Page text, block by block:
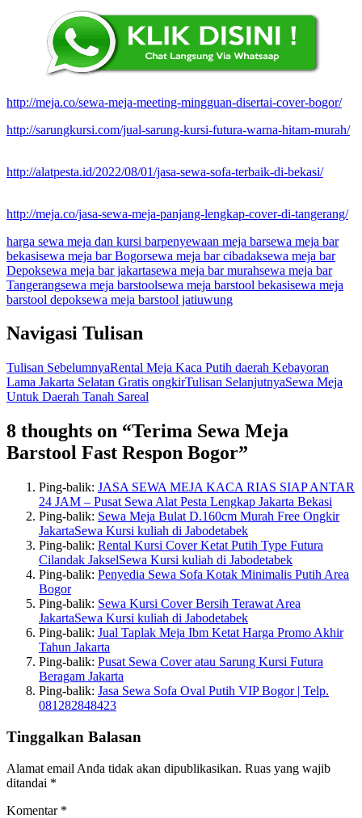
http://meja.co/sewa-meja-meeting-mingguan-disertai-cover-bogor/
http://sarungkursi.com/jual-sarung-kursi-futura-warna-hitam-murah/
http://alatpesta.id/2022/08/01/jasa-sewa-sofa-terbaik-di-bekasi/
http://meja.co/jasa-sewa-meja-panjang-lengkap-cover-di-tangerang/
harga sewa meja dan kursi barpenyewaan meja barsewa meja bar
bekasisewa meja bar Bogorsewa meja bar cibadaksewa meja bar
Depoksewa meja bar jakartasewa meja bar murahsewa meja bar
Tangerangsewa meja barstoolsewa meja barstool bekasisewa meja
barstool depoksewa meja barstool jatiuwung
Navigasi Tulisan
Tulisan SebelumnyaRental Meja Kaca Putih daerah Kebayoran
Lama Jakarta Selatan Gratis ongkirTulisan SelanjutnyaSewa Meja
Untuk Daerah Tanah Sareal
8 thoughts on “Terima Sewa Meja
Barstool Fast Respon Bogor”
Ping-balik: JASA SEWA MEJA KACA RIAS SIAP ANTAR
24 JAM – Pusat Sewa Alat Pesta Lengkap Jakarta Bekasi
Ping-balik: Sewa Meja Bulat D.160cm Murah Free Ongkir
JakartaSewa Kursi kuliah di Jabodetabek
Ping-balik: Rental Kursi Cover Ketat Putih Type Futura
Cilandak JakselSewa Kursi kuliah di Jabodetabek
Ping-balik: Penyedia Sewa Sofa Kotak Minimalis Putih Area
Bogor
Ping-balik: Sewa Kursi Cover Bersih Terawat Area
JakartaSewa Kursi kuliah di Jabodetabek
Ping-balik: Jual Taplak Meja Ibm Ketat Harga Promo Akhir
Tahun Jakarta
Ping-balik: Pusat Sewa Cover atau Sarung Kursi Futura
Beragam Jakarta
Ping-balik: Jasa Sewa Sofa Oval Putih VIP Bogor | Telp.
081282848423
Tinggalkan Balasan
Alamat email Anda tidak akan dipublikasikan. Ruas yang wajib
ditandai *
Komentar *